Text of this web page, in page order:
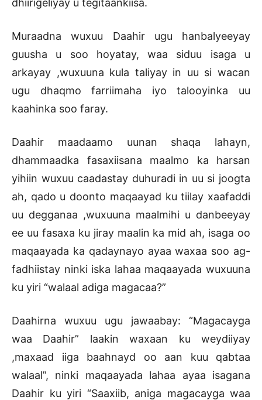
dhiirigeliyay u tegitaankiisa.
Muraadna wuxuu Daahir ugu hanbalyeeyay
guusha u soo hoyatay, waa siduu isaga u
arkayay ,wuxuuna kula taliyay in uu si wacan
ugu dhaqmo farriimaha iyo talooyinka uu
kaahinka soo faray.
Daahir maadaamo uunan shaqa lahayn,
dhammaadka fasaxiisana maalmo ka harsan
yihiin wuxuu caadastay duhuradi in uu si joogta
ah, qado u doonto maqaayad ku tiilay xaafaddi
uu degganaa ,wuxuuna maalmihi u danbeeyay
ee uu fasaxa ku jiray maalin ka mid ah, isaga oo
maqaayada ka qadaynayo ayaa waxaa soo ag-
fadhiistay ninki iska lahaa maqaayada wuxuuna
ku yiri “walaal adiga magacaa?”
Daahirna wuxuu ugu jawaabay: “Magacayga
waa Daahir” laakin waxaan ku weydiiyay
,maxaad iiga baahnayd oo aan kuu qabtaa
walaal”, ninki maqaayada lahaa ayaa isagana
Daahir ku yiri “Saaxiib, aniga magacayga waa